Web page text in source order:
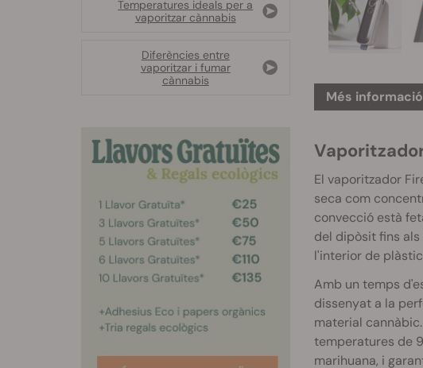
Més informació
El vaporitzador
seca com
convecció està
del dipòsit fins
l'interior de
Amb un temps
dissenyat a la
material
temperatures de
marihuana, i
Temperatures ideals per a
vaporitzar cànnabis
Diferències entre
vaporitzar i fumar
cànnabis